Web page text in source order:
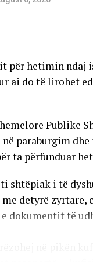
onkologjikë
njoftuan se
Shëndetësor
dy
për hetimin ndaj
ai do të lirohet
Publike
paraburgim
ta përfunduar
shtëpiak i të
detyrë
dokumentit të